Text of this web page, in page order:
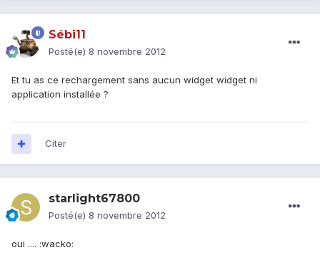
Sébi11
Posté(e) 8 novembre 2012
Et tu as ce rechargement sans aucun widget widget ni
application installée ?
Citer
starlight67800
Posté(e) 8 novembre 2012
oui .... :wacko: